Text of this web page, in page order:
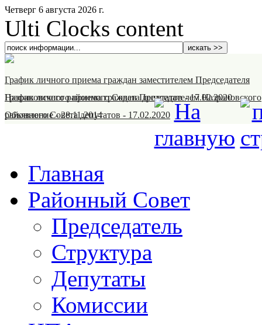
Четверг 6 августа 2026 г.
Ulti Clocks content
График личного приема граждан заместителем Председателя
Назрановского районного Совета депутатов-17.02.2020
График личного приема граждан Председателем Назрановского
районного Совета депутатов - 17.02.2020
Объявление-28.11.2014
Главная
Районный Совет
Председатель
Структура
Депутаты
Комиссии